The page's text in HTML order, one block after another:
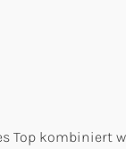
kombiniert